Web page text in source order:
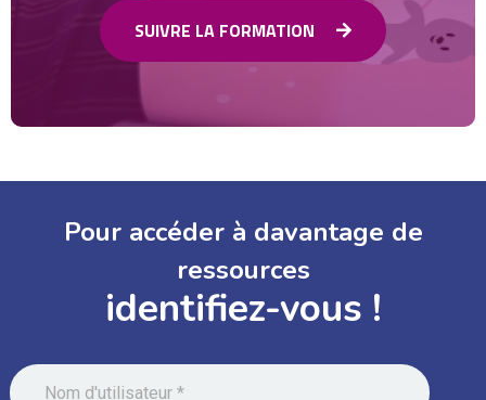
SUIVRE LA FORMATION
Pour accéder à davantage de
ressources
identifiez-vous !